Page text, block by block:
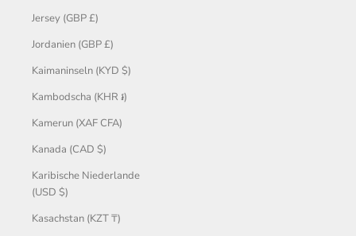
Jersey (GBP £)
Jordanien (GBP £)
Kaimaninseln (KYD $)
Kambodscha (KHR ៛)
Kamerun (XAF CFA)
Kanada (CAD $)
Karibische Niederlande
(USD $)
Kasachstan (KZT ₸)